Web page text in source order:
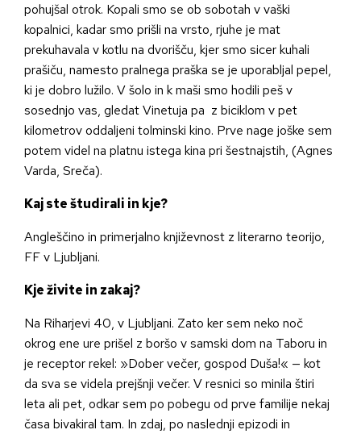
pohujšal otrok. Kopali smo se ob sobotah v vaški
kopalnici, kadar smo prišli na vrsto, rjuhe je mat
prekuhavala v kotlu na dvorišču, kjer smo sicer kuhali
prašiču, namesto pralnega praška se je uporabljal pepel,
ki je dobro lužilo. V šolo in k maši smo hodili peš v
sosednjo vas, gledat Vinetuja pa z biciklom v pet
kilometrov oddaljeni tolminski kino. Prve nage joške sem
potem videl na platnu istega kina pri šestnajstih, (Agnes
Varda, Sreča).
Kaj ste študirali in kje?
Angleščino in primerjalno književnost z literarno teorijo,
FF v Ljubljani.
Kje živite in zakaj?
Na Riharjevi 40, v Ljubljani. Zato ker sem neko noč
okrog ene ure prišel z boršo v samski dom na Taboru in
je receptor rekel: »Dober večer, gospod Duša!« — kot
da sva se videla prejšnji večer. V resnici so minila štiri
leta ali pet, odkar sem po pobegu od prve familije nekaj
časa bivakiral tam. In zdaj, po naslednji epizodi in